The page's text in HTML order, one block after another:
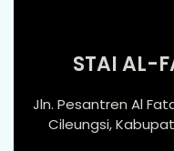
STAI AL-
Jln. Pesantren Al
Cileungsi,